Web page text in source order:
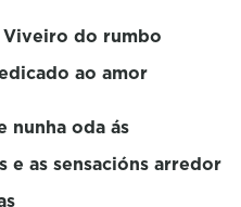
do rumbo
ao amor
nunha oda ás
e as sensacións arredor